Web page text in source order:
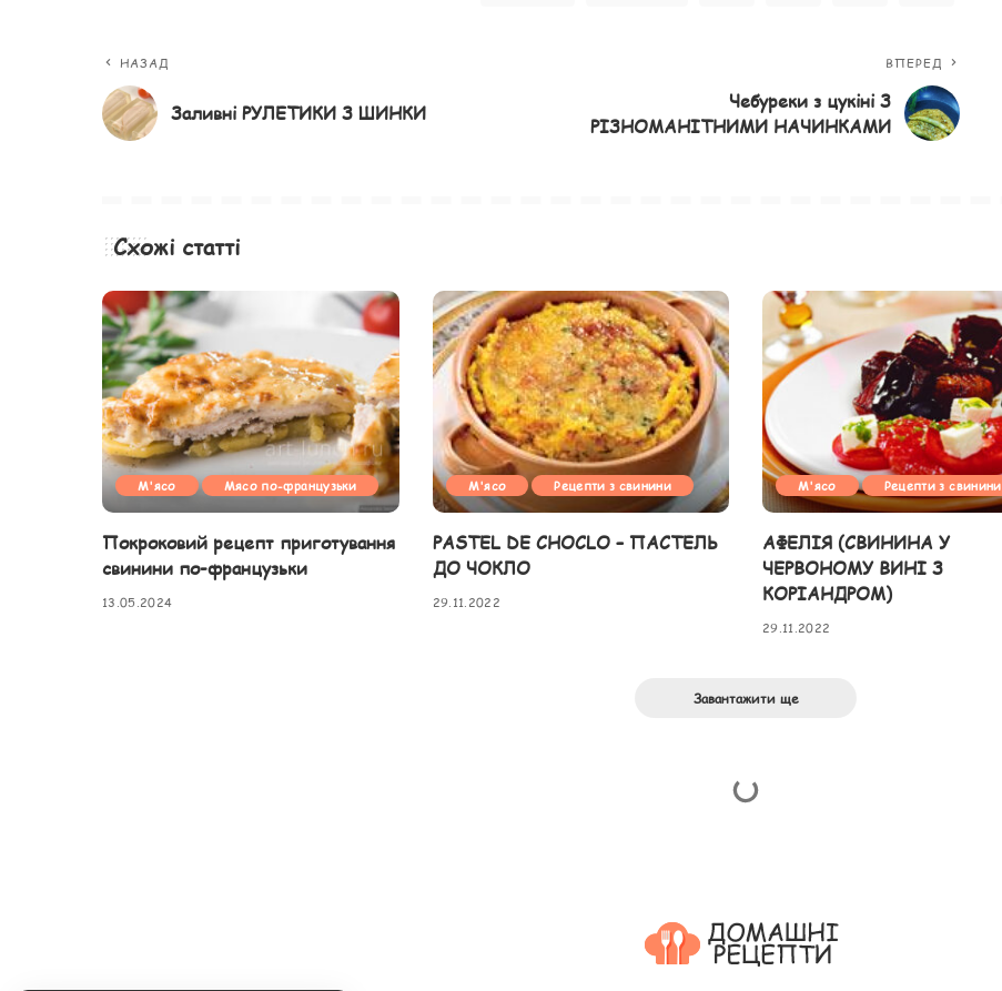
НАЗАД
Заливні РУЛЕТИКИ З ШИНКИ
ВПЕРЕД
Чебуреки з цукіні З
РІЗНОМАНІТНИМИ НАЧИНКАМИ
Схожі статті
М'ясо Мясо по-французьки
Покроковий рецепт приготування
свинини по-французьки
13.05.2024
М'ясо Рецепти з свинини
PASTEL DE CHOCLO – ПАСТЕЛЬ
ДО ЧОКЛО
29.11.2022
М'ясо Рецепти з свинини
АФЕЛІЯ (СВИНИНА У
ЧЕРВОНОМУ ВИНІ З
КОРІАНДРОМ)
29.11.2022
Завантажити ще